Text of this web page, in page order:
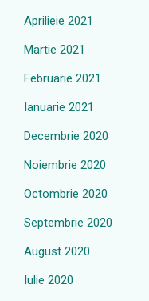
Aprilieie 2021
Martie 2021
Februarie 2021
Ianuarie 2021
Decembrie 2020
Noiembrie 2020
Octombrie 2020
Septembrie 2020
August 2020
Iulie 2020